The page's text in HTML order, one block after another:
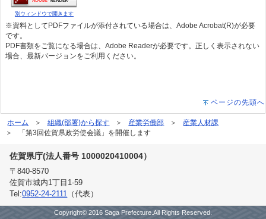
別ウィンドウで開きます
※資料としてPDFファイルが添付されている場合は、Adobe Acrobat(R)が必要
です。
PDF書類をご覧になる場合は、Adobe Readerが必要です。正しく表示されない
場合、最新バージョンをご利用ください。
ページの先頭へ
ホーム 組織(部署)から探す 産業労働部
産業人材課
「第3回佐賀県政労使会議」を開催します
佐賀県庁(法人番号 1000020410004）
〒840-8570
佐賀市城内1丁目1-59
Tel:0952-24-2111 （代表）
Copyright© 2016 Saga Prefecture.All Rights Reserved.